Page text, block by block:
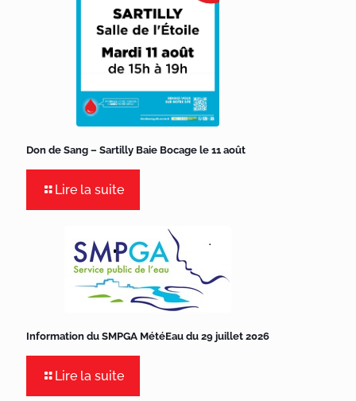
Don de Sang – Sartilly Baie Bocage le 11 août
Lire la suite
Information du SMPGA MétéEau du 29 juillet 2026
Lire la suite